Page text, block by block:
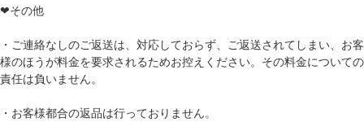
❤その他
・ご連絡なしのご返送は、対応しておらず、ご返送されてしまい、お客
様のほうが料金を要求されるためお控えください。その料金についての
責任は負いません。
・お客様都合の返品は行っておりません。